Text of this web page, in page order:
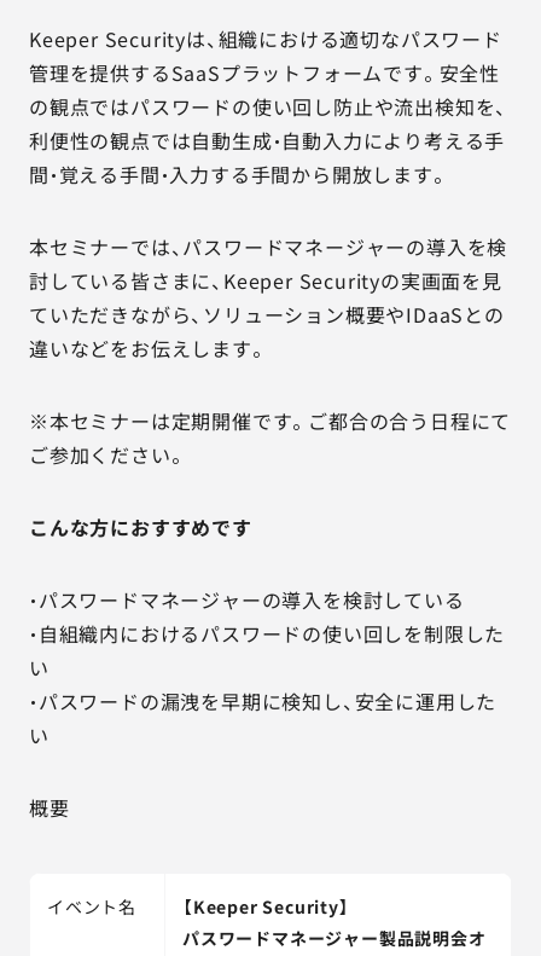
※その他のご連絡は03-5333-1246
Keeper Securityは、組織における適切なパスワード
管理を提供するSaaSプラットフォームです。安全性
の観点ではパスワードの使い回し防止や流出検知を、
利便性の観点では自動生成・自動入力により考える手
間・覚える手間・入力する手間から開放します。
本セミナーでは、パスワードマネージャーの導入を検
討している皆さまに、Keeper Securityの実画面を見
ていただきながら、ソリューション概要やIDaaSとの
違いなどをお伝えします。
※本セミナーは定期開催です。ご都合の合う日程にて
ご参加ください。
こんな方におすすめです
・パスワードマネージャーの導入を検討している
・自組織内におけるパスワードの使い回しを制限した
い
・パスワードの漏洩を早期に検知し、安全に運用した
い
概要
イベント名
【Keeper Security】
パスワードマネージャー製品説明会オ